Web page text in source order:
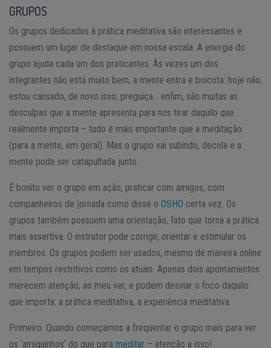
GRUPOS
Os grupos dedicados à prática meditativa são interessantes e
possuem um lugar de destaque em nossa escala. A energia do
grupo ajuda cada um dos praticantes. Às vezes um dos
integrantes não está muito bem, a mente entra e boicota: hoje não,
estou cansado, de novo isso, preguiça… enfim, são muitas as
desculpas que a mente apresenta para nos tirar daquilo que
realmente importa – tudo é mais importante que a meditação
(para a mente, em geral). Mas o grupo vai subindo, decola e a
mente pode ser catapultada junto.
É bonito ver o grupo em ação, praticar com amigos, com
companheiros de jornada como disse o OSHO certa vez. Os
grupos também possuem uma orientação, fato que torna a prática
mais assertiva. O instrutor pode corrigir, orientar e estimular os
membros. Os grupos podem ser usados, mesmo de maneira online
em tempos restritivos como os atuais. Apenas dois apontamentos
merecem atenção, ao meu ver, e podem desviar o foco daquilo
que importa: a prática meditativa, a experiência meditativa.
Primeiro. Quando começamos a frequentar o grupo mais para ver
os ‘amiguinhos’ do que para meditar – atenção a isso!